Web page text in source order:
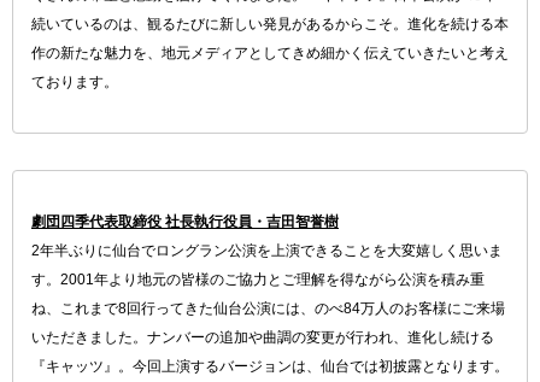
続いているのは、観るたびに新しい発見があるからこそ。進化を続ける本
作の新たな魅力を、地元メディアとしてきめ細かく伝えていきたいと考え
ております。
劇団四季代表取締役 社長執行役員・吉田智誉樹
2年半ぶりに仙台でロングラン公演を上演できることを大変嬉しく思いま
す。2001年より地元の皆様のご協力とご理解を得ながら公演を積み重
ね、これまで8回行ってきた仙台公演には、のべ84万人のお客様にご来場
いただきました。ナンバーの追加や曲調の変更が行われ、進化し続ける
『キャッツ』。今回上演するバージョンは、仙台では初披露となります。